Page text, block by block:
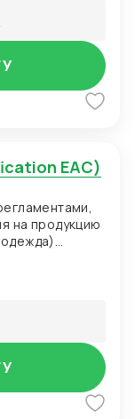
EAC)
и
ТС
020 ТР ТС
018 ТР ТС